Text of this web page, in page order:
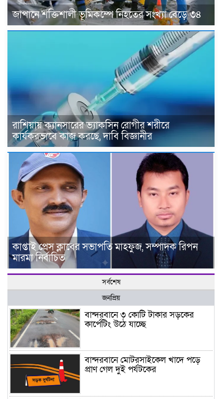
জাপানে শক্তিশালী ভূমিকম্পে নিহতের সংখ্যা বেড়ে ৩৪
রাশিয়ায় ক্যানসারের ভ্যাকসিন রোগীর শরীরে
কার্যকরভাবে কাজ করছে, দাবি বিজ্ঞানীর
কাপ্তাই প্রেস ক্লাবের সভাপতি মাহফুজ, সম্পাদক রিপন
মারমা নির্বাচিত
সর্বশেষ
জনপ্রিয়
বান্দরবানে ৩ কোটি টাকার সড়কের
কার্পেটিং উঠে যাচ্ছে
বান্দরবানে মোটরসাইকেল খাদে পড়ে
প্রাণ গেল দুই পর্যটকের